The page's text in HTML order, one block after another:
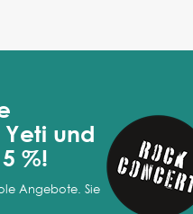
und
%!
Angebote. Sie